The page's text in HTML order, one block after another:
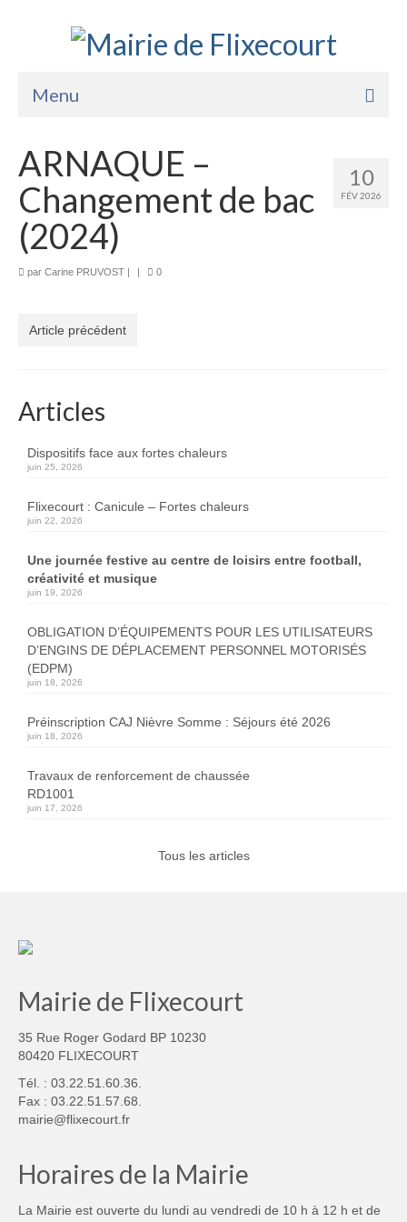
Menu
La Mairie
Vie Pratique
Sports Loisirs et Culture
10
FÉV 2026
ARNAQUE –
Changement de bac
(2024)
par Carine PRUVOST | | 0
Article précédent
Articles
Dispositifs face aux fortes chaleurs
juin 25, 2026
Flixecourt : Canicule – Fortes chaleurs
juin 22, 2026
Une journée festive au centre de loisirs entre football,
créativité et musique
juin 19, 2026
OBLIGATION D’ÉQUIPEMENTS POUR LES UTILISATEURS
D’ENGINS DE DÉPLACEMENT PERSONNEL MOTORISÉS
(EDPM)
juin 18, 2026
Préinscription CAJ Nièvre Somme : Séjours été 2026
juin 18, 2026
Travaux de renforcement de chaussée
RD1001
juin 17, 2026
Tous les articles
Mairie de Flixecourt
35 Rue Roger Godard BP 10230
80420 FLIXECOURT
Tél. : 03.22.51.60.36.
Fax : 03.22.51.57.68.
mairie@flixecourt.fr
Horaires de la Mairie
La Mairie est ouverte du lundi au vendredi de 10 h à 12 h et de